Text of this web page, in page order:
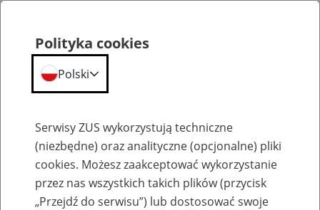
Szkolenia
Polityka cookies
Polski
Serwisy ZUS wykorzystują techniczne
(niezbędne) oraz analityczne (opcjonalne) pliki
cookies. Możesz zaakceptować wykorzystanie
przez nas wszystkich takich plików (przycisk
„Przejdź do serwisu”) lub dostosować swoje